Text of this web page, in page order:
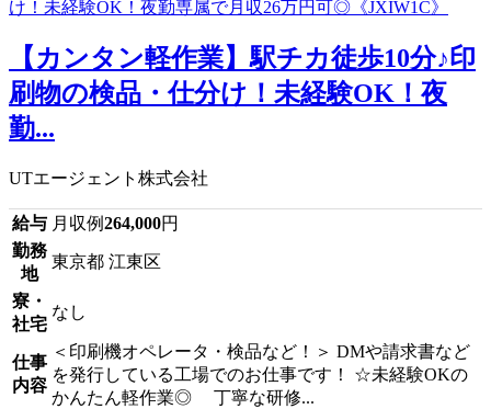
【カンタン軽作業】駅チカ徒歩10分♪印
刷物の検品・仕分け！未経験OK！夜
勤...
UTエージェント株式会社
給与 月収例264,000円
勤務
地
東京都 江東区
寮・
社宅
なし
仕事
内容
＜印刷機オペレータ・検品など！＞ DMや請求書など
を発行している工場でのお仕事です！ ☆未経験OKの
かんたん軽作業◎ 丁寧な研修...